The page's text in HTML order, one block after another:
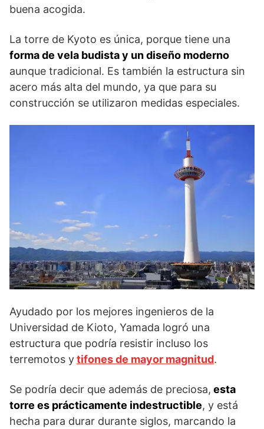
buena acogida.
La torre de Kyoto es única, porque tiene una
forma de vela budista y un diseño moderno
aunque tradicional. Es también la estructura sin
acero más alta del mundo, ya que para su
construcción se utilizaron medidas especiales.
Ayudado por los mejores ingenieros de la
Universidad de Kioto, Yamada logró una
estructura que podría resistir incluso los
terremotos ytifones de mayor magnitud.
Se podría decir que además de preciosa, esta
torre es prácticamente indestructible, y está
hecha para durar durante siglos, marcando la